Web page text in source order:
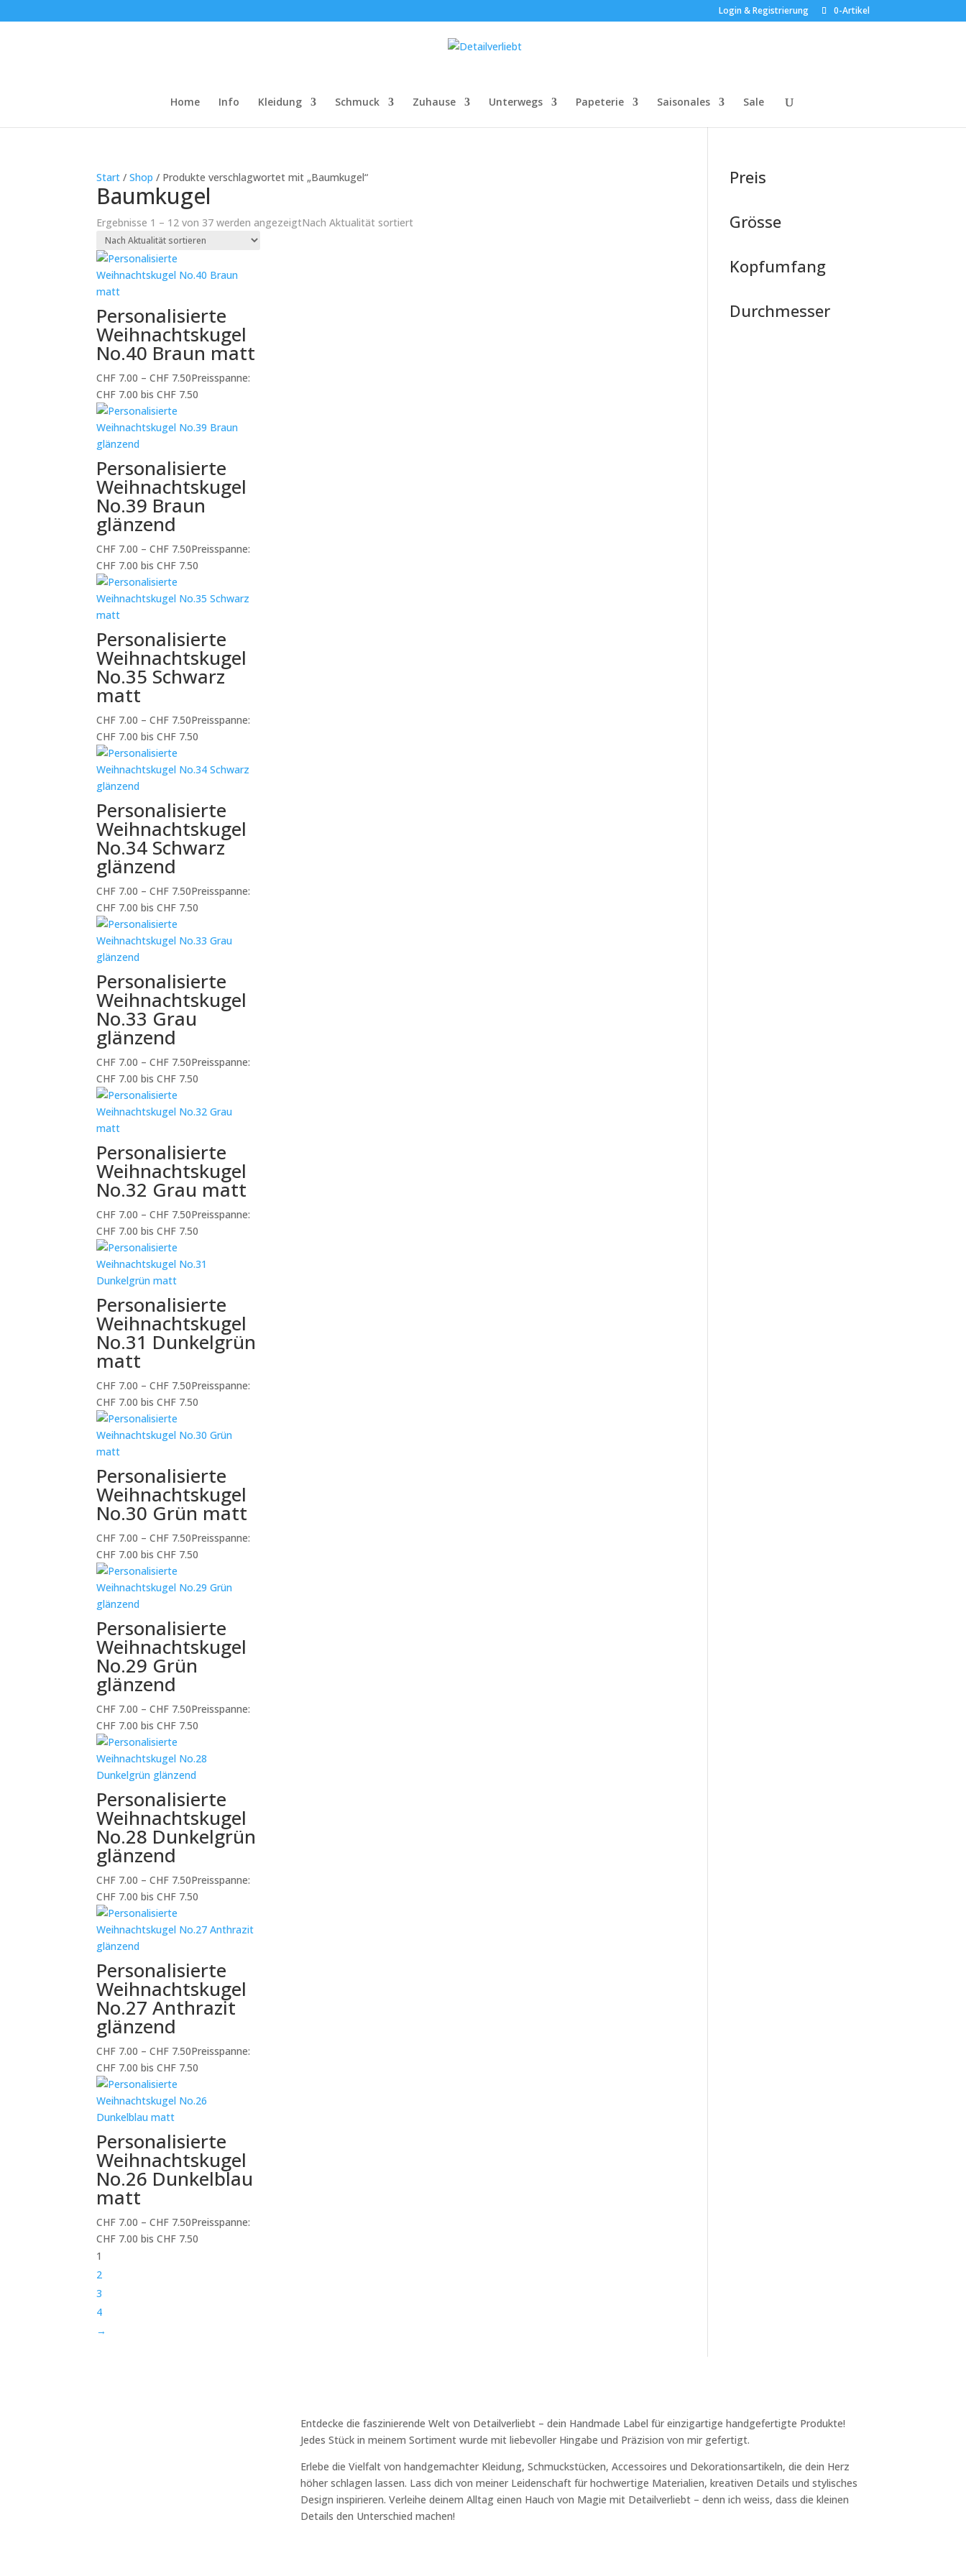
Login & Registrierung 0-Artikel
Home Info Kleidung Schmuck Zuhause Unterwegs Papeterie Saisonales Sale
Start /Shop / Produkte verschlagwortet mit „Baumkugel“
Baumkugel
Ergebnisse 1 – 12 von 37 werden angezeigtNach Aktualität sortiert
Personalisierte
Weihnachtskugel
No.40 Braun matt
CHF 7.00 –CHF 7.50Preisspanne:
CHF 7.00 bis CHF 7.50
Personalisierte
Weihnachtskugel
No.39 Braun
glänzend
CHF 7.00 –CHF 7.50Preisspanne:
CHF 7.00 bis CHF 7.50
Personalisierte
Weihnachtskugel
No.35 Schwarz
matt
CHF 7.00 –CHF 7.50Preisspanne:
CHF 7.00 bis CHF 7.50
Personalisierte
Weihnachtskugel
No.34 Schwarz
glänzend
CHF 7.00 –CHF 7.50Preisspanne:
CHF 7.00 bis CHF 7.50
Personalisierte
Weihnachtskugel
No.33 Grau
glänzend
CHF 7.00 –CHF 7.50Preisspanne:
CHF 7.00 bis CHF 7.50
Personalisierte
Weihnachtskugel
No.32 Grau matt
CHF 7.00 –CHF 7.50Preisspanne:
CHF 7.00 bis CHF 7.50
Personalisierte
Weihnachtskugel
No.31 Dunkelgrün
matt
CHF 7.00 –CHF 7.50Preisspanne:
CHF 7.00 bis CHF 7.50
Personalisierte
Weihnachtskugel
No.30 Grün matt
CHF 7.00 –CHF 7.50Preisspanne:
CHF 7.00 bis CHF 7.50
Personalisierte
Weihnachtskugel
No.29 Grün
glänzend
CHF 7.00 –CHF 7.50Preisspanne:
CHF 7.00 bis CHF 7.50
Personalisierte
Weihnachtskugel
No.28 Dunkelgrün
glänzend
CHF 7.00 –CHF 7.50Preisspanne:
CHF 7.00 bis CHF 7.50
Personalisierte
Weihnachtskugel
No.27 Anthrazit
glänzend
CHF 7.00 –CHF 7.50Preisspanne:
CHF 7.00 bis CHF 7.50
Personalisierte
Weihnachtskugel
No.26 Dunkelblau
matt
CHF 7.00 –CHF 7.50Preisspanne:
CHF 7.00 bis CHF 7.50
1
2
3
4
→
Preis
Grösse
Kopfumfang
Durchmesser
Entdecke die faszinierende Welt von Detailverliebt – dein Handmade Label für einzigartige handgefertigte Produkte!
Jedes Stück in meinem Sortiment wurde mit liebevoller Hingabe und Präzision von mir gefertigt.
Erlebe die Vielfalt von handgemachter Kleidung, Schmuckstücken, Accessoires und Dekorationsartikeln, die dein Herz
höher schlagen lassen. Lass dich von meiner Leidenschaft für hochwertige Materialien, kreativen Details und stylisches
Design inspirieren. Verleihe deinem Alltag einen Hauch von Magie mit Detailverliebt – denn ich weiss, dass die kleinen
Details den Unterschied machen!